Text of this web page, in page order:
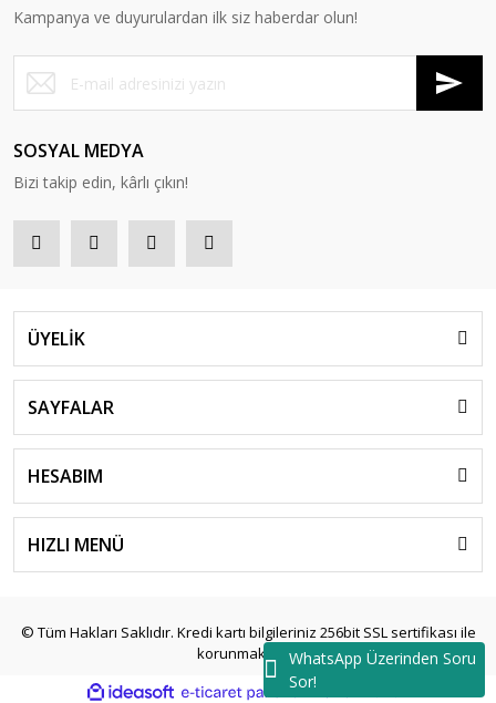
WhatsApp Üzerinden Soru
Sor!
Kampanya ve duyurulardan ilk siz haberdar olun!
SOSYAL MEDYA
Bizi takip edin, kârlı çıkın!
ÜYELİK
SAYFALAR
HESABIM
HIZLI MENÜ
© Tüm Hakları Saklıdır. Kredi kartı bilgileriniz 256bit SSL sertifikası ile
korunmaktadır.
ideasoft e-